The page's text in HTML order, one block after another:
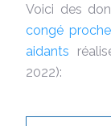
Voici des
congé
aidants
2022):